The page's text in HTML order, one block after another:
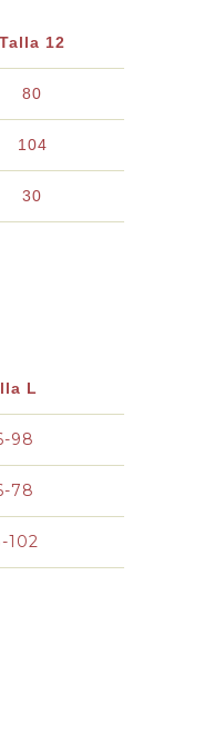
Talla 12
80
104
30
L
98
78
102